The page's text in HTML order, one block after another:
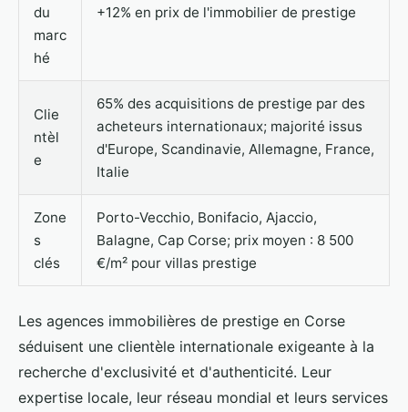
du
marc
hé
+12% en prix de l'immobilier de prestige
Clie
ntèl
e
65% des acquisitions de prestige par des
acheteurs internationaux; majorité issus
d'Europe, Scandinavie, Allemagne, France,
Italie
Zone
s
clés
Porto-Vecchio, Bonifacio, Ajaccio,
Balagne, Cap Corse; prix moyen : 8 500
€/m² pour villas prestige
Les agences immobilières de prestige en Corse
séduisent une clientèle internationale exigeante à la
recherche d'exclusivité et d'authenticité. Leur
expertise locale, leur réseau mondial et leurs services